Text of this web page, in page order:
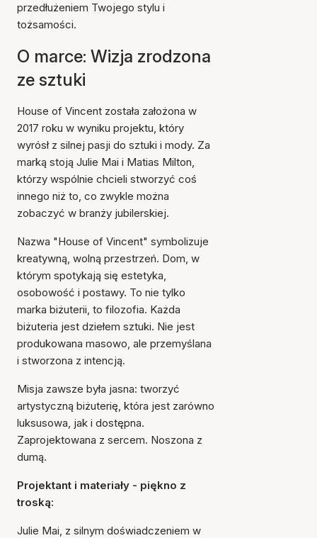
przedłużeniem Twojego stylu i
tożsamości.
O marce: Wizja zrodzona
ze sztuki
House of Vincent została założona w
2017 roku w wyniku projektu, który
wyrósł z silnej pasji do sztuki i mody. Za
marką stoją Julie Mai i Matias Milton,
którzy wspólnie chcieli stworzyć coś
innego niż to, co zwykle można
zobaczyć w branży jubilerskiej.
Nazwa "House of Vincent" symbolizuje
kreatywną, wolną przestrzeń. Dom, w
którym spotykają się estetyka,
osobowość i postawy. To nie tylko
marka biżuterii, to filozofia. Każda
biżuteria jest dziełem sztuki. Nie jest
produkowana masowo, ale przemyślana
i stworzona z intencją.
Misja zawsze była jasna: tworzyć
artystyczną biżuterię, która jest zarówno
luksusowa, jak i dostępna.
Zaprojektowana z sercem. Noszona z
dumą.
Projektant i materiały - piękno z
troską:
Julie Mai, z silnym doświadczeniem w